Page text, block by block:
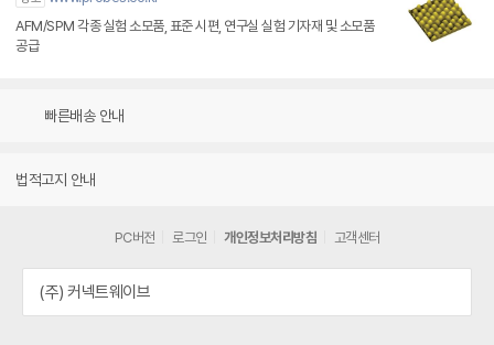
AFM/SPM 각종 실험 소모품, 표준 시편, 연구실 실험 기자재 및 소모품
공급
빠른배송 안내
법적고지 안내
PC버전 로그인 개인정보처리방침 고객센터
(주) 커넥트웨이브